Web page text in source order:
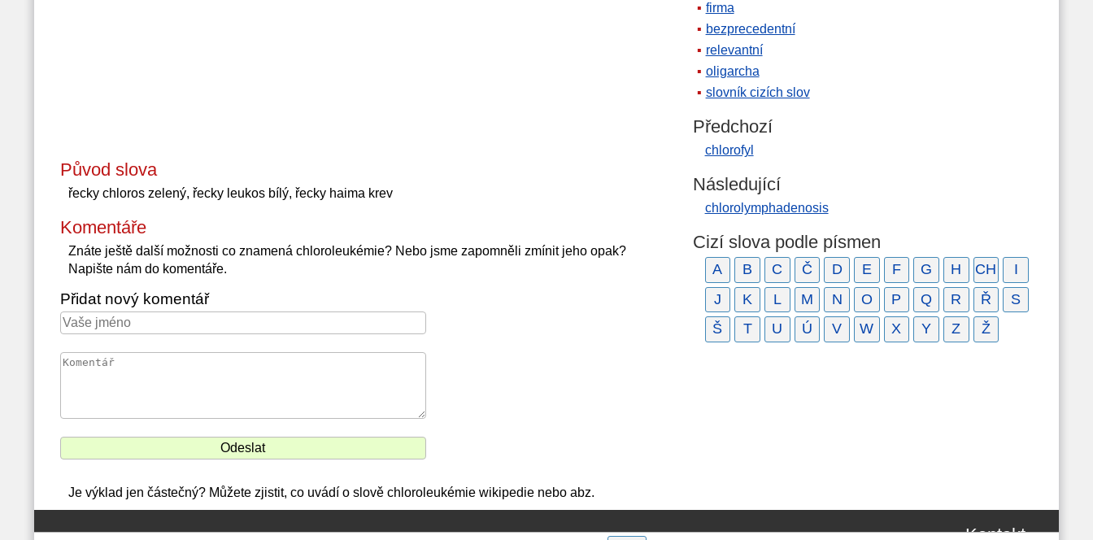
Původ slova
řecky chloros zelený, řecky leukos bílý, řecky haima krev
Komentáře
Znáte ještě další možnosti co znamená chloroleukémie? Nebo jsme zapomněli zmínit jeho opak?
Napište nám do komentáře.
Přidat nový komentář
Je výklad jen částečný? Můžete zjistit, co uvádí o slově chloroleukémie wikipedie nebo abz.
firma
bezprecedentní
relevantní
oligarcha
slovník cizích slov
Předchozí
chlorofyl
Následující
chlorolymphadenosis
Cizí slova podle písmen
A B C Č D E F G H CH
I
J
K L M N O P Q R Ř
S
Š
T U Ú V W X Y Z Ž
Kontakt